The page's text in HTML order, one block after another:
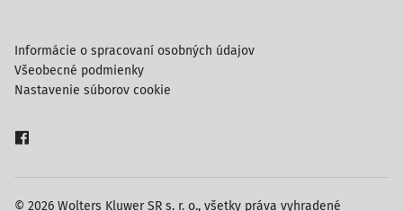
© 2026 Wolters Kluwer SR s. r. o., všetky práva vyhradené
Informácie o spracovaní osobných údajov
Všeobecné podmienky
Nastavenie súborov cookie